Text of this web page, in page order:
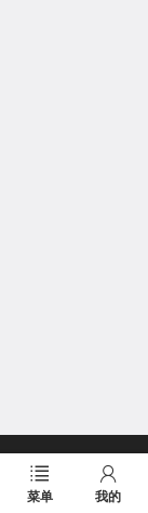
菜单 我的